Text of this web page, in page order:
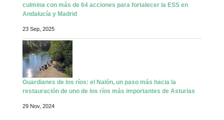
culmina con más de 64 acciones para fortalecer la ESS en
Andalucía y Madrid
23 Sep, 2025
Guardianes de los ríos: el Nalón, un paso más hacia la
restauración de uno de los ríos más importantes de Asturias
29 Nov, 2024